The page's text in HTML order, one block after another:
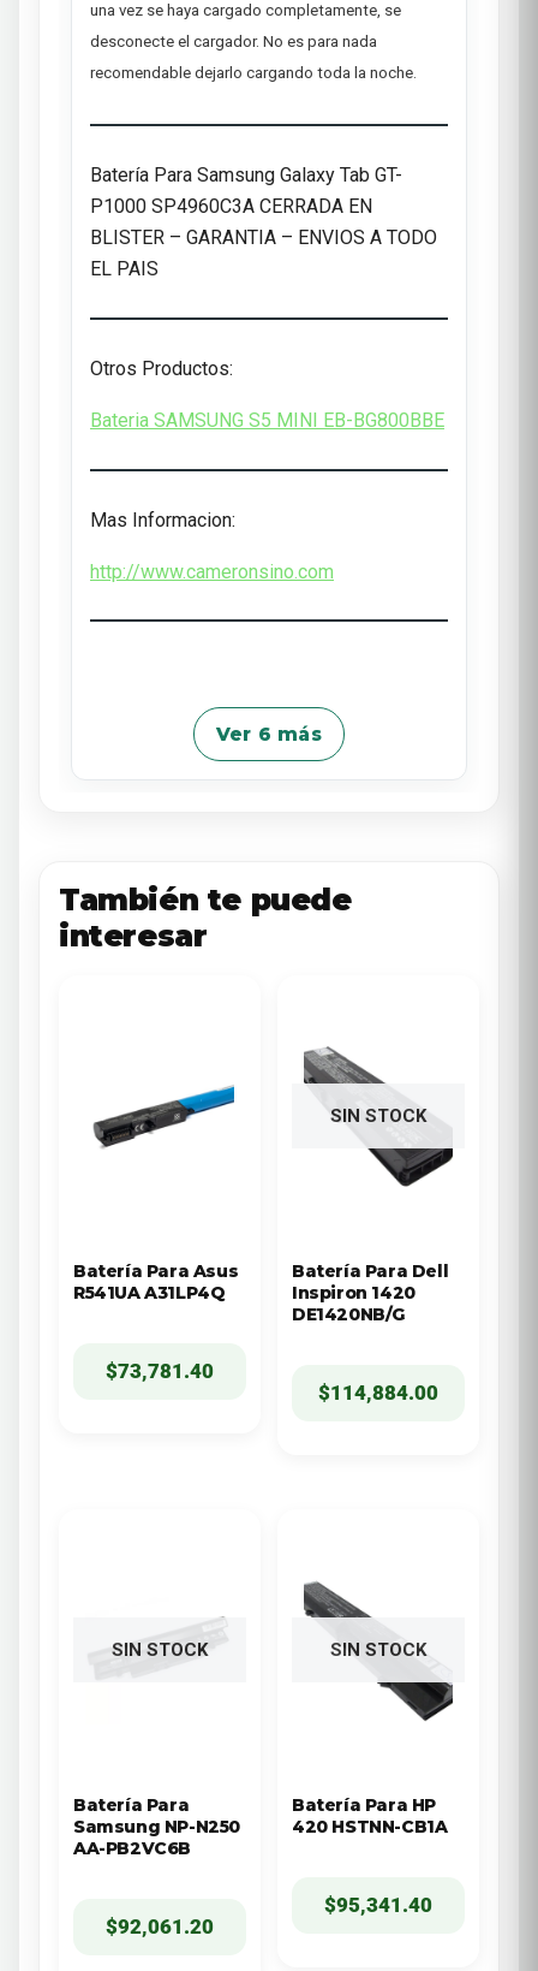
una vez se haya cargado completamente, se
desconecte el cargador. No es para nada
recomendable dejarlo cargando toda la noche.
Batería Para Samsung Galaxy Tab GT-
P1000 SP4960C3A CERRADA EN
BLISTER – GARANTIA – ENVIOS A TODO
EL PAIS
Otros Productos:
Bateria SAMSUNG S5 MINI EB-BG800BBE
Mas Informacion:
http://www.cameronsino.com
Ver 6 más
También te puede
interesar
Batería Para Asus
R541UA A31LP4Q
$73,781.40
SIN STOCK
Batería Para Dell
Inspiron 1420
DE1420NB/G
$114,884.00
SIN STOCK
Batería Para
Samsung NP-N250
AA-PB2VC6B
$92,061.20
SIN STOCK
Batería Para HP
420 HSTNN-CB1A
$95,341.40